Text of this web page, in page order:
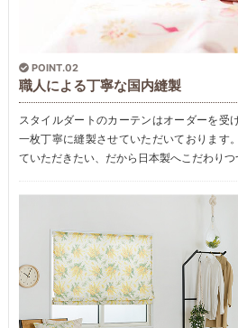
POINT.02
職人による丁寧な国内縫製
スタイルダートのカーテンはオーダーを受
一枚丁寧に縫製させていただいております
ていただきたい、だから日本製へこだわりつ